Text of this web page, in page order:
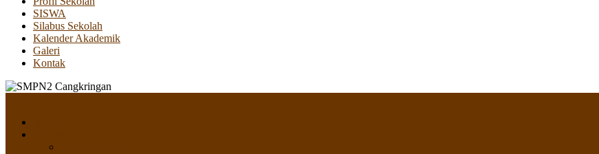
SISWA
Silabus Sekolah
Kalender Akademik
Galeri
Kontak